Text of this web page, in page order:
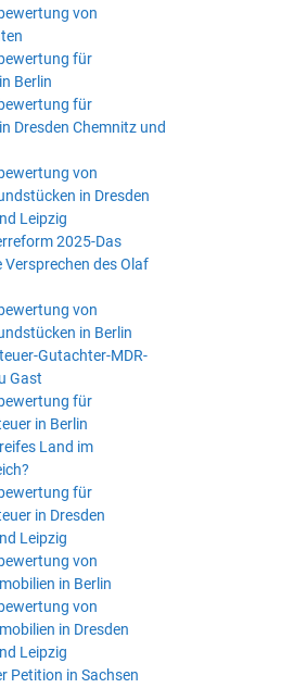
von
für
Berlin
für
Dresden Chemnitz und
von
in Dresden
Leipzig
2025-Das
Versprechen des Olaf
von
in Berlin
Gutachter-MDR-
Gast
für
in Berlin
Land im
für
in Dresden
Leipzig
von
in Berlin
von
in Dresden
Leipzig
Petition in Sachsen